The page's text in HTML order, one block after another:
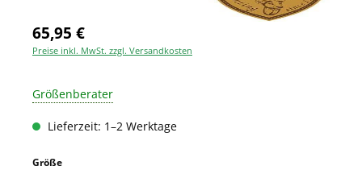
65,95 €
Preise inkl. MwSt. zzgl. Versandkosten
Größenberater
Lieferzeit: 1–2 Werktage
Größeauswählen